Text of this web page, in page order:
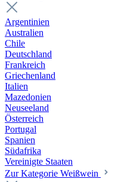
Argentinien
Australien
Chile
Deutschland
Frankreich
Griechenland
Italien
Mazedonien
Neuseeland
Österreich
Portugal
Spanien
Südafrika
Vereinigte Staaten
Zur Kategorie Weißwein